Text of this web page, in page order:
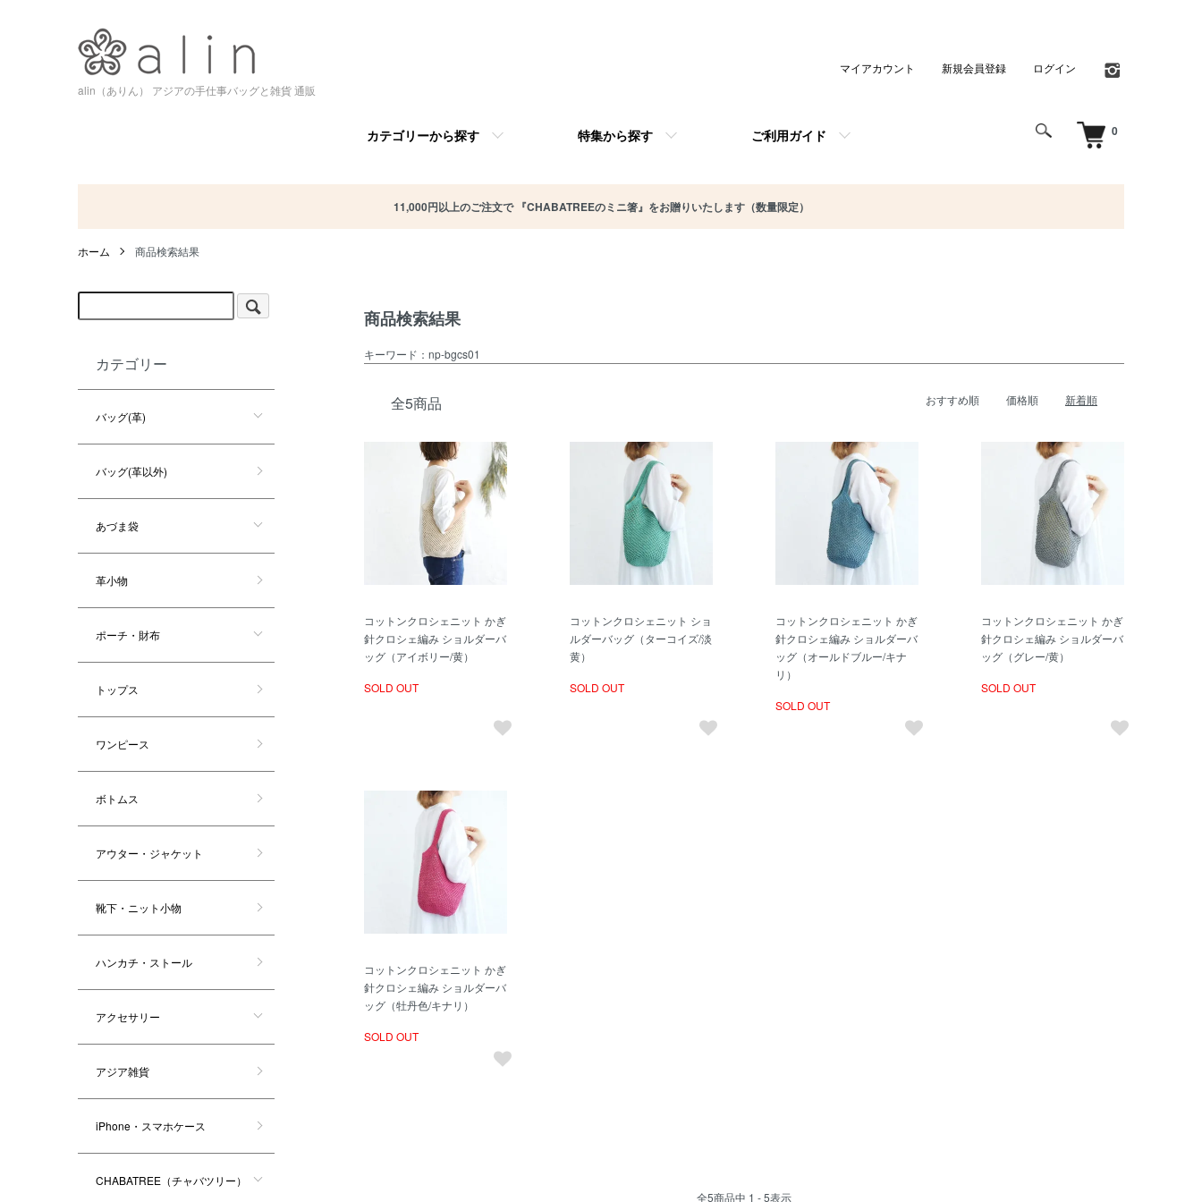
alin（ありん） アジアの手仕事バッグと雑貨 通販
0
カテゴリーから探す 特集から探す ご利用ガイド
マイアカウント 新規会員登録 ログイン
11,000円以上のご注文で 『CHABATREEのミニ箸』をお贈りいたします（数量限定）
ホーム 商品検索結果
商品検索結果
キーワード：np-bgcs01
全5商品 おすすめ順 価格順 新着順
コットンクロシェニット かぎ
針クロシェ編み ショルダーバ
ッグ（アイボリー/黄）
SOLD OUT
コットンクロシェニット ショ
ルダーバッグ（ターコイズ/淡
黄）
SOLD OUT
コットンクロシェニット かぎ
針クロシェ編み ショルダーバ
ッグ（オールドブルー/キナ
リ）
SOLD OUT
コットンクロシェニット かぎ
針クロシェ編み ショルダーバ
ッグ（グレー/黄）
SOLD OUT
コットンクロシェニット かぎ
針クロシェ編み ショルダーバ
ッグ（牡丹色/キナリ）
SOLD OUT
全5商品中 1 - 5表示
カテゴリー
バッグ(革)
バッグ(革以外)
あづま袋
革小物
ポーチ・財布
トップス
ワンピース
ボトムス
アウター・ジャケット
靴下・ニット小物
ハンカチ・ストール
アクセサリー
アジア雑貨
iPhone・スマホケース
CHABATREE（チャバツリー）